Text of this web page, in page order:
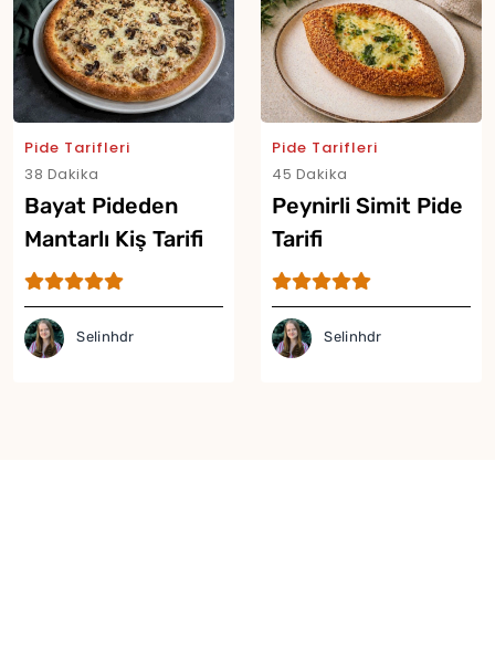
Pide Tarifleri
38 Dakika
Bayat Pideden
Mantarlı Kiş Tarifi
Selinhdr
Pide Tarifleri
45 Dakika
Peynirli Simit Pide
Tarifi
Selinhdr